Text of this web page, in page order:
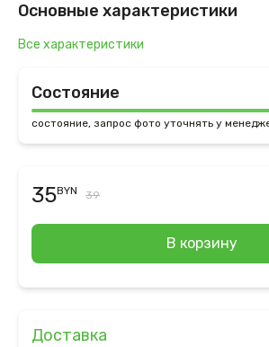
Основные характеристики
Все характеристики
Состояние
состояние, запрос фото уточнять у
35BYN 39
В корзину
Доставка